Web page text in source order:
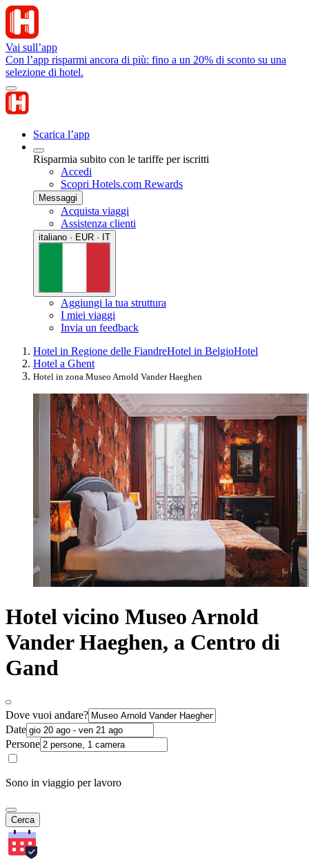
Vai sull’app
Con l’app risparmi ancora di più: fino a un 20% di sconto su una
selezione di hotel.
Scarica l’app
Risparmia subito con le tariffe per iscritti
Accedi
Scopri Hotels.com Rewards
Messaggi
Acquista viaggi
Assistenza clienti
italiano · EUR · IT
Aggiungi la tua struttura
I miei viaggi
Invia un feedback
Hotel in Regione delle FiandreHotel in BelgioHotel
Hotel a Ghent
Hotel in zona Museo Arnold Vander Haeghen
Hotel vicino Museo Arnold
Vander Haeghen, a Centro di
Gand
Dove vuoi andare?
Date
Persone
Sono in viaggio per lavoro
Cerca